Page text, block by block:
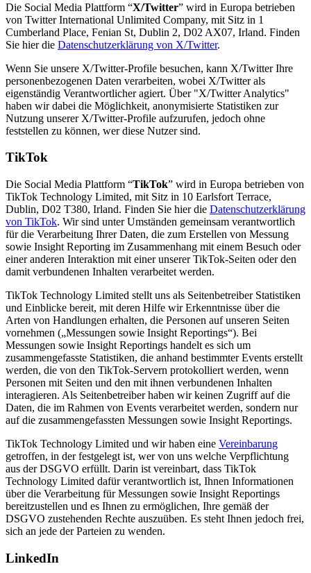
Die Social Media Plattform “X/Twitter” wird in Europa betrieben
von Twitter International Unlimited Company, mit Sitz in 1
Cumberland Place, Fenian St, Dublin 2, D02 AX07, Irland. Finden
Sie hier die Datenschutzerklärung von X/Twitter.
Wenn Sie unsere X/Twitter-Profile besuchen, kann X/Twitter Ihre
personenbezogenen Daten verarbeiten, wobei X/Twitter als
eigenständig Verantwortlicher agiert. Über "X/Twitter Analytics"
haben wir dabei die Möglichkeit, anonymisierte Statistiken zur
Nutzung unserer X/Twitter-Profile aufzurufen, jedoch ohne
feststellen zu können, wer diese Nutzer sind.
TikTok
Die Social Media Plattform “TikTok” wird in Europa betrieben von
TikTok Technology Limited, mit Sitz in 10 Earlsfort Terrace,
Dublin, D02 T380, Irland. Finden Sie hier die Datenschutzerklärung
von TikTok. Wir sind unter Umständen gemeinsam verantwortlich
für die Verarbeitung Ihrer Daten, die zum Erstellen von Messung
sowie Insight Reporting im Zusammenhang mit einem Besuch oder
einer anderen Interaktion mit einer unserer TikTok-Seiten oder den
damit verbundenen Inhalten verarbeitet werden.
TikTok Technology Limited stellt uns als Seitenbetreiber Statistiken
und Einblicke bereit, mit deren Hilfe wir Erkenntnisse über die
Arten von Handlungen erhalten, die Personen auf unseren Seiten
vornehmen („Messungen sowie Insight Reportings“). Bei
Messungen sowie Insight Reportings handelt es sich um
zusammengefasste Statistiken, die anhand bestimmter Events erstellt
werden, die von den TikTok-Servern protokolliert werden, wenn
Personen mit Seiten und den mit ihnen verbundenen Inhalten
interagieren. Als Seitenbetreiber haben wir keinen Zugriff auf die
Daten, die im Rahmen von Events verarbeitet werden, sondern nur
auf die zusammengefassten Messungen sowie Insight Reportings.
TikTok Technology Limited und wir haben eine Vereinbarung
getroffen, in der festgelegt ist, wer von uns welche Verpflichtung
aus der DSGVO erfüllt. Darin ist vereinbart, dass TikTok
Technology Limited dafür verantwortlich ist, Ihnen Informationen
über die Verarbeitung für Messungen sowie Insight Reportings
bereitzustellen und es Ihnen zu ermöglichen, Ihre gemäß der
DSGVO zustehenden Rechte auszuüben. Es steht Ihnen jedoch frei,
sich an jede der Parteien zu wenden.
LinkedIn